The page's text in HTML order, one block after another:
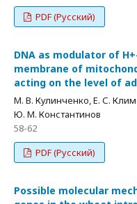
PDF (Русский)
DNA as modulator of
membrane of
acting on the level of
М. В. Кулинченко, Е. С.
Ю. М. Константинов
58-62
PDF (Русский)
Possible molecular